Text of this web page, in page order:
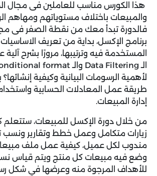
هذا الكورس مناسب للعاملين فى مجال
والمبيعات باختلاف مستوياتهم ومهاهم
فالدورة تبدأ معك من نقطة الصفر فى
برنامج الإكسل، بداية من تعريف الاساسيات
المستخدمة فيه وترتيبها، مرورًا بشرح
الـ
لأهمية الرسومات البيانية وكيفية
طريقة عمل المعادلات الحسابية
إدارة المبيعات.
من خلال دورة الإكسل للمبيعات،
زيارات متكامل وعمل خطط وتقارير
مندوب لكل عميل، كيفية عمل ملف
وضع فيه مبيعات كل منتج ويتم قياس
للأهداف المرجوة منه وعرضها في شكل